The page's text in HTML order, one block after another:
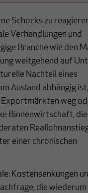
Schocks zu
Verhandlungen und
Branche wie den
weitgehend auf
Nachteil eines
Ausland abhängig
weg
Binnenwirtschaft,
einer chronischen
Kostensenkungen
die